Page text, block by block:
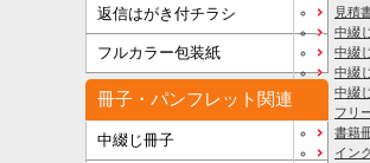
返信はがき付チラシ
フルカラー包装紙
冊子・パンフレット関連
中綴じ冊子
見積
中綴
中綴
中綴
中綴
フリ
書籍
イン